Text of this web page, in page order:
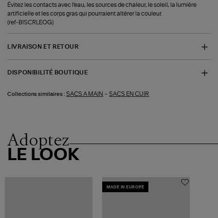
Évitez les contacts avec l'eau, les sources de chaleur, le soleil, la lumière
artificielle et les corps gras qui pourraient altérer la couleur.
(ref-BISCRLEOG)
LIVRAISON ET RETOUR
DISPONIBILITÉ BOUTIQUE
Collections similaires : SACS A MAIN -SACS EN CUIR
Adoptez
LE LOOK
MADE IN EUROPE